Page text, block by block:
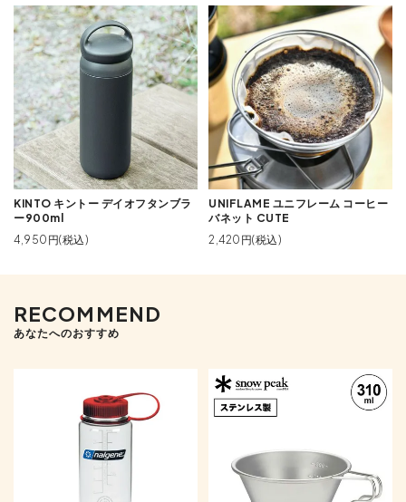
KINTO キントー デイオフタンブラ
ー900ml
4,950円(税込)
UNIFLAME ユニフレーム コーヒー
バネット CUTE
2,420円(税込)
RECOMMEND
あなたへのおすすめ